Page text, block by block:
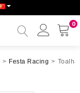
0
Minha
> Festa Racing >